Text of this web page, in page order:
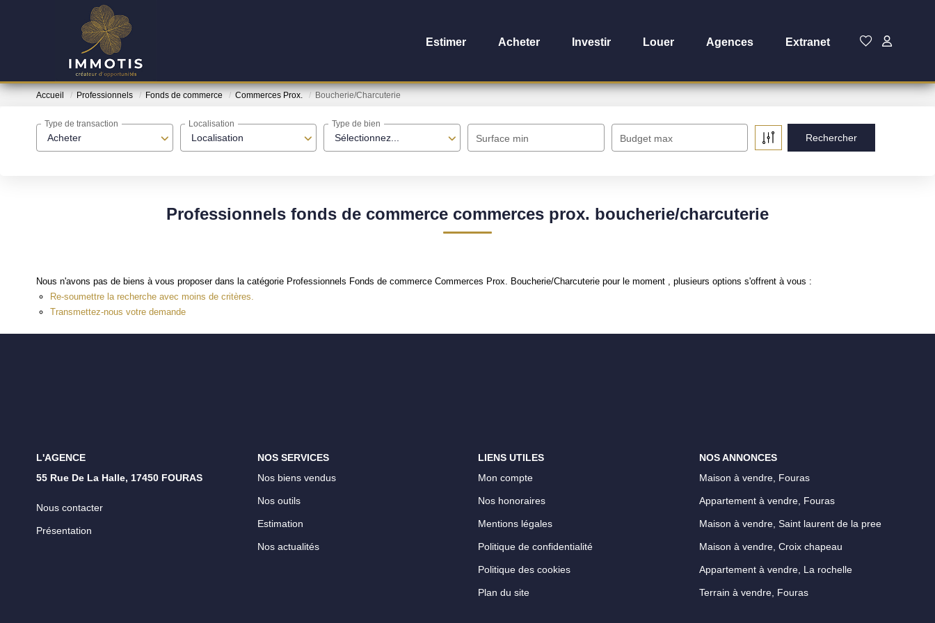
Estimer Acheter Investir Louer Agences Extranet
Accueil Professionnels Fonds de commerce Commerces Prox. Boucherie/Charcuterie
Acheter
Type de transaction
Localisation
Localisation
Sélectionnez...
Type de bien
Surface min Budget max
Professionnels fonds de commerce commerces prox. boucherie/charcuterie
Nous n'avons pas de biens à vous proposer dans la catégorie Professionnels Fonds de commerce Commerces Prox. Boucherie/Charcuterie pour le moment , plusieurs options s'offrent à vous :
Re-soumettre la recherche avec moins de critères.
Transmettez-nous votre demande
L'AGENCE
55 Rue De La Halle, 17450 FOURAS
Nous contacter
Présentation
NOS SERVICES
Nos biens vendus
Nos outils
Estimation
Nos actualités
LIENS UTILES
Mon compte
Nos honoraires
Mentions légales
Politique de confidentialité
Politique des cookies
Plan du site
NOS ANNONCES
Maison à vendre, Fouras
Appartement à vendre, Fouras
Maison à vendre, Saint laurent de la pree
Maison à vendre, Croix chapeau
Appartement à vendre, La rochelle
Terrain à vendre, Fouras